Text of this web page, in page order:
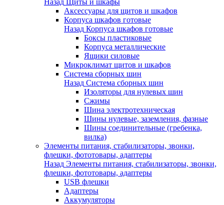
Назад Щиты и шкафы
Аксессуары для щитов и шкафов
Корпуса шкафов готовые
Назад Корпуса шкафов готовые
Боксы пластиковые
Корпуса металлические
Ящики силовые
Микроклимат щитов и шкафов
Система сборных шин
Назад Система сборных шин
Изоляторы для нулевых шин
Сжимы
Шина электротехническая
Шины нулевые, заземления, фазные
Шины соединительные (гребенка,
вилка)
Элементы питания, стабилизаторы, звонки,
флешки, фототовары, адаптеры
Назад Элементы питания, стабилизаторы, звонки,
флешки, фототовары, адаптеры
USB флешки
Адаптеры
Аккумуляторы